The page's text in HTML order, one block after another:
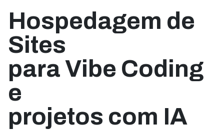
Hospedagem de
Sites
para Vibe Coding
e
projetos com IA